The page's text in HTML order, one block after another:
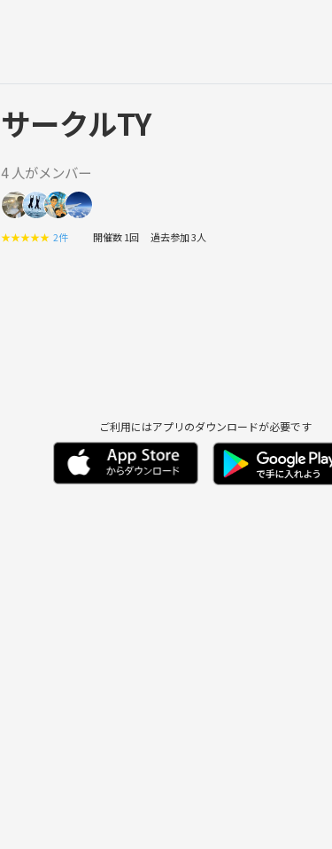
サークルTY
4 人がメンバー
★★★★★ 2件 開催数 1回 過去参加 3人
ご利用にはアプリのダウンロードが必要です